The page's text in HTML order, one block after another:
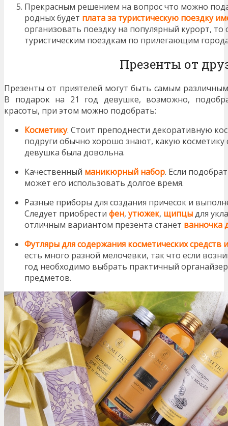
Прекрасным решением на вопрос что можно
родных будет плата за туристическую поездку
организовать поездку на популярный курорт, то
туристическим поездкам по прилегающим
Презенты от
Презенты от приятелей могут быть самым
В подарок на 21 год девушке, возможно,
красоты, при этом можно подобрать:
Косметику. Стоит преподнести декоративную
подруги обычно хорошо знают, какую косметику
девушка была довольна.
Качественный маникюрный набор. Если
может его использовать долгое время.
Разные приборы для создания причесок и
Следует приобрести фен,утюжек, щипцыдля
отличным вариантом презента станет ванночка
Футляры для содержания косметических средств
есть много разной мелочевки, так что если
год необходимо выбрать практичный
предметов.